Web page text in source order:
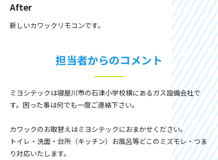
After
新しいカワックリモコンです。
担当者からのコメント
ミヨシテックは寝屋川市の石津小学校横にあるガス設備会社で
す。困った事は何でも一度ご連絡下さい。
カワックのお取替えはミヨシテックにおまかせください。
トイレ・洗面・台所（キッチン）お風呂等どこのミズモレ・つま
り対応いたします。